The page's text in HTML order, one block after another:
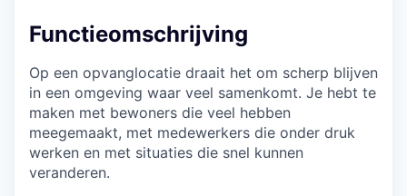
Functieomschrijving
Op een opvanglocatie draait het om scherp blijven
in een omgeving waar veel samenkomt. Je hebt te
maken met bewoners die veel hebben
meegemaakt, met medewerkers die onder druk
werken en met situaties die snel kunnen
veranderen.